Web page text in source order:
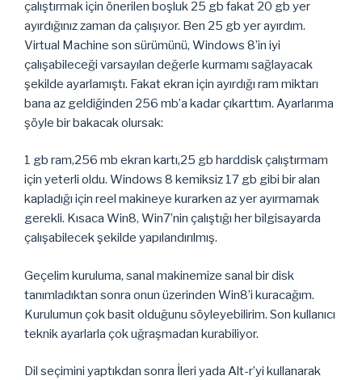
çalıştırmak için önerilen boşluk 25 gb fakat 20 gb yer
ayırdığınız zaman da çalışıyor. Ben 25 gb yer ayırdım.
Virtual Machine son sürümünü, Windows 8’in iyi
çalışabileceği varsayılan değerle kurmamı sağlayacak
şekilde ayarlamıştı. Fakat ekran için ayırdığı ram miktarı
bana az geldiğinden 256 mb’a kadar çıkarttım. Ayarlarıma
şöyle bir bakacak olursak:
1 gb ram,256 mb ekran kartı,25 gb harddisk çalıştırmam
için yeterli oldu. Windows 8 kemiksiz 17 gb gibi bir alan
kapladığı için reel makineye kurarken az yer ayırmamak
gerekli. Kısaca Win8, Win7’nin çalıştığı her bilgisayarda
çalışabilecek şekilde yapılandırılmış.
Geçelim kuruluma, sanal makinemize sanal bir disk
tanımladıktan sonra onun üzerinden Win8’i kuracağım.
Kurulumun çok basit olduğunu söyleyebilirim. Son kullanıcı
teknik ayarlarla çok uğraşmadan kurabiliyor.
Dil seçimini yaptıkdan sonra İleri yada Alt-r’yi kullanarak